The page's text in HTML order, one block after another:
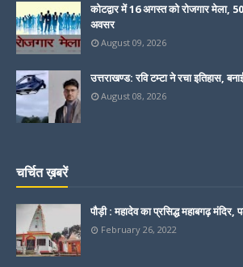
कोटद्वार में 16 अगस्त को रोजगार मेला,
अवसर
August 09, 2026
उत्तराखण्ड: रवि टम्टा ने रचा इतिहास,
August 08, 2026
चर्चित ख़बरें
पौड़ी : महादेव का प्रसिद्ध महाबगढ़
February 26, 2022